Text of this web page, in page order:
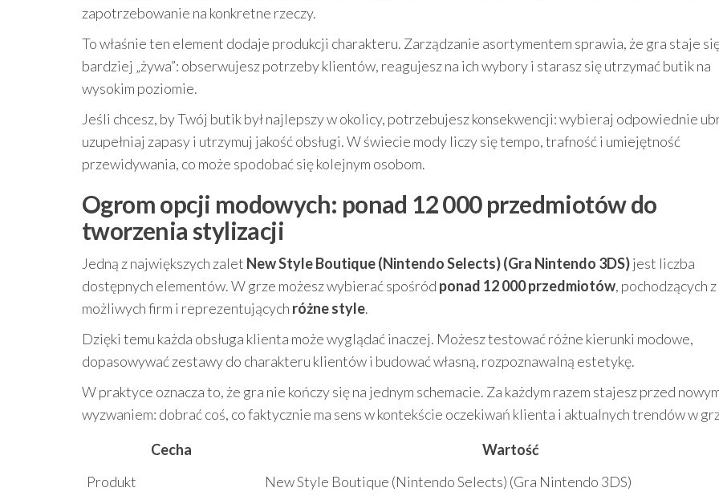
zapotrzebowanie na konkretne rzeczy.
To właśnie ten element dodaje produkcji charakteru. Zarządzanie asortymentem sprawia, że gra staje
bardziej „żywa”: obserwujesz potrzeby klientów, reagujesz na ich wybory i starasz się utrzymać butik na
wysokim poziomie.
Jeśli chcesz, by Twój butik był najlepszy w okolicy, potrzebujesz konsekwencji: wybieraj odpowiednie
uzupełniaj zapasy i utrzymuj jakość obsługi. W świecie mody liczy się tempo, trafność i umiejętność
przewidywania, co może spodobać się kolejnym osobom.
Ogrom opcji modowych: ponad 12 000 przedmiotów do
tworzenia stylizacji
Jedną z największych zalet New Style Boutique (Nintendo Selects) (Gra Nintendo 3DS)jest liczba
dostępnych elementów. W grze możesz wybierać spośród ponad 12 000 przedmiotów, pochodzących
możliwych firm i reprezentujących różne style.
Dzięki temu każda obsługa klienta może wyglądać inaczej. Możesz testować różne kierunki modowe,
dopasowywać zestawy do charakteru klientów i budować własną, rozpoznawalną estetykę.
W praktyce oznacza to, że gra nie kończy się na jednym schemacie. Za każdym razem stajesz przed
wyzwaniem: dobrać coś, co faktycznie ma sens w kontekście oczekiwań klienta i aktualnych trendów w
Cecha
Wartość
Produkt
New Style Boutique (Nintendo Selects) (Gra Nintendo 3DS)